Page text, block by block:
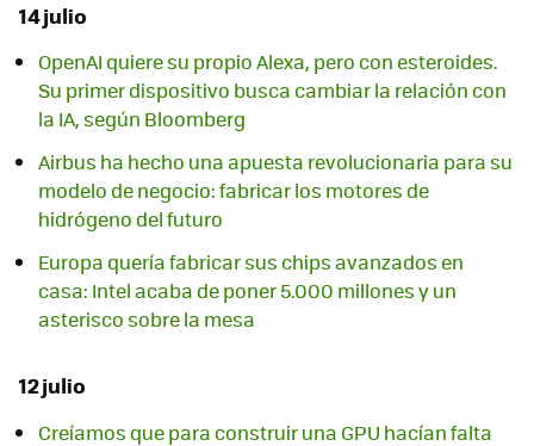
14 julio
OpenAI quiere su propio Alexa, pero con esteroides.
Su primer dispositivo busca cambiar la relación con
la IA, según Bloomberg
Airbus ha hecho una apuesta revolucionaria para su
modelo de negocio: fabricar los motores de
hidrógeno del futuro
Europa quería fabricar sus chips avanzados en
casa: Intel acaba de poner 5.000 millones y un
asterisco sobre la mesa
12 julio
Creíamos que para construir una GPU hacían falta